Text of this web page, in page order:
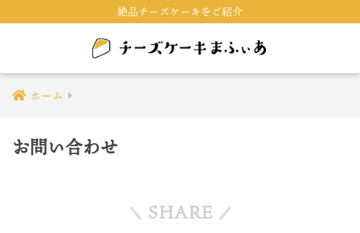
絶品チーズケーキをご紹介
ホーム
お問い合わせ
SHARE